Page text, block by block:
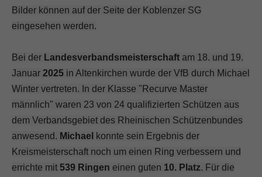
Bilder können auf der Seite der Koblenzer SG
eingesehen werden.
Bei der Landesverbandsmeisterschaft am 18. und 19.
Januar 2025 in Altenkirchen wurde der VfB durch Michael
Winter vertreten. In der Klasse "Recurve Master
männlich" waren 23 von 24 qualifizierten Schützen aus
dem Verbandsgebiet des Rheinischen Schützenbundes
anwesend. Michael
konnte sein Ergebnis der
Kreismeisterschaft noch um einen Ring verbessern und
errichte mit 539 Ringen einen guten 10. Platz. Für die